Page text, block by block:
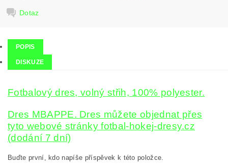
Dotaz
POPIS
DISKUZE
Fotbalový dres, volný střih, 100% polyester.
Dres MBAPPE. Dres můžete objednat přes
tyto webové stránky fotbal-hokej-dresy.cz
(dodání 7 dní)
Buďte první, kdo napíše příspěvek k této položce.